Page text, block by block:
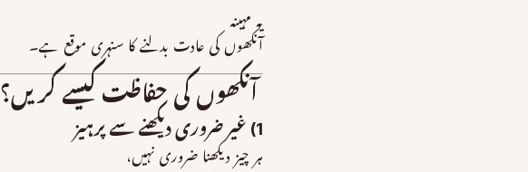
یہ مہینہ
آنکھوں کی عادت بدلنے کا سنہری موقع ہے۔
آنکھوں کی حفاظت کیسے کریں؟
1) غیر ضروری دیکھنے سے پرہیز
ہر چیز دیکھنا ضروری نہیں،